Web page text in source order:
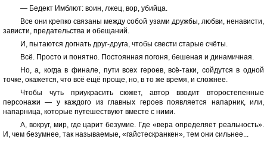
— Бедект Имблют: воин, лжец, вор, убийца.
Все они крепко связаны между собой узами дружбы, любви, ненависти,
зависти, предательства и обещаний.
И, пытаются догнать друг-друга, чтобы свести старые счёты.
Всё. Просто и понятно. Постоянная погоня, бешеная и динамичная.
Но, а, когда в финале, пути всех героев, всё-таки, сойдутся в одной
точке, окажется, что всё ещё проще, но, в то же время, и сложнее.
Чтобы чуть приукрасить сюжет, автор вводит второстепенные
персонажи — у каждого из главных героев появляется напарник, или,
напарница, которые путешествуют вместе с ними.
А, вокруг, мир, где царит безумие. Где «вера определяет реальность».
И, чем безумнее, так называемые, «гайстескранкен», тем они сильнее...